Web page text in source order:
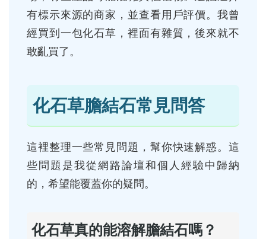
有標示來源的商家，並查看用戶評價。我曾
經買到一包化石草，裡面有雜質，後來就不
敢亂買了。
化石草膽結石常見問答
這裡整理一些常見問題，幫你快速解惑。這
些問題是我從網路論壇和個人經驗中歸納
的，希望能覆蓋你的疑問。
化石草真的能溶解膽結石嗎？